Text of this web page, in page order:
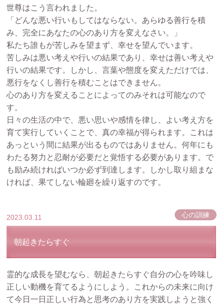
世尊はこう言われました。
「どんな悪い行いもしてはならない。あらゆる善行を積
み、完全にあなたの心のあり方を変えなさい。」
私たち誰もが苦しみを望まず、幸せを望んでいます。
苦しみは悪い考えや行いの結果であり、幸せは善い考えや
行いの結果です。しかし、言葉や態度を変えただけでは、
悪行をなくし善行を積むことはできません。
心のあり方を変えることによってのみそれは可能なので
す。
日々の生活の中で、悪い思いや感情を律し、よい考え方を
育て実行していくことで、真の幸福が得られます。これは
あっという間に結果が出るものではありません。何年にも
わたる努力と忍耐が必要だと覚悟する必要があります。で
も励み続ければいつか必ず到達します。しかし取り組まな
ければ、果てしない輪廻を繰り返すのです。
心の訓練
2023.03.11
朝起きたらすぐ
霊的な成長を望むなら、朝起きたらすぐ自分の心を吟味し
正しい動機を育てるようにしよう。これからの未来に向け
て今日一日正しい行為と思考のあり方を実践しようと強く